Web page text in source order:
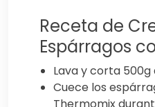
Receta de
Espárragos
Lava y corta 500g
Cuece los